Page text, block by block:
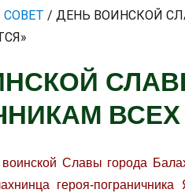
/ ДЕНЬ ВОИНСКОЙ
Славы города
героя-